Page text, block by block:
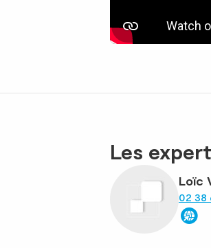
Les
Loïc
02 38